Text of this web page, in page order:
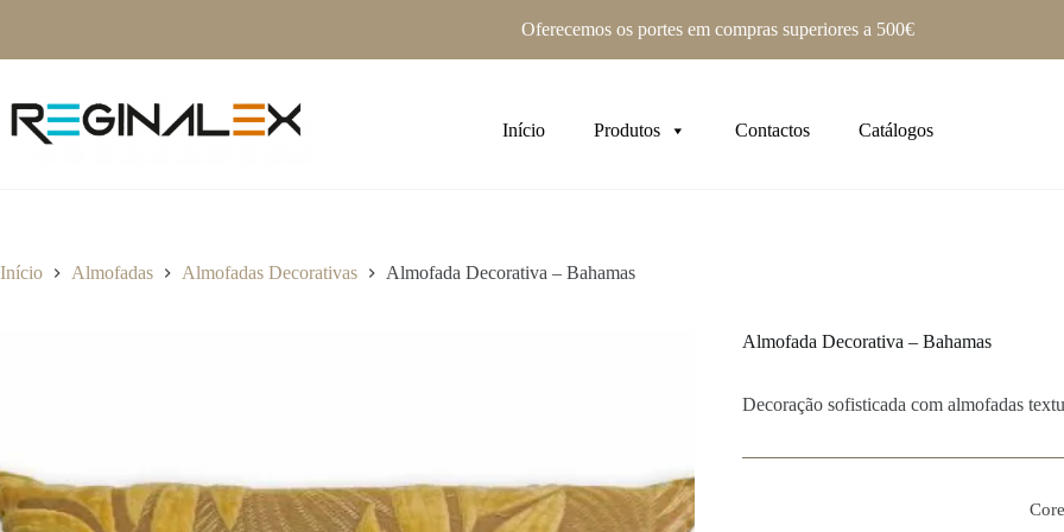
Oferecemos os portes em compras superiores a 500€
Início Produtos Contactos Catálogos
Início Almofadas Almofadas Decorativas Almofada Decorativa – Bahamas
Almofada Decorativa – Bahamas
Decoração sofisticada com almofadas